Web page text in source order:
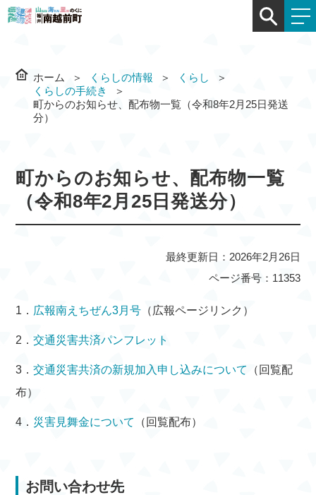
ホーム くらしの情報
くらし
くらしの手続き
町からのお知らせ、配布物一覧（令和8年2月25日発送
分）
町からのお知らせ、配布物一覧
（令和8年2月25日発送分）
最終更新日：2026年2月26日
ページ番号：11353
1． 広報南えちぜん3月号 （広報ページリンク）
2．交通災害共済パンフレット
3．交通災害共済の新規加入申し込みについて
（回覧配
布）
4． 災害見舞金について （回覧配布）
お問い合わせ先